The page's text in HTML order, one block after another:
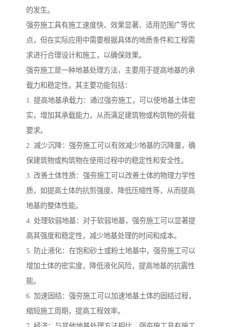
的发生。
强夯施工具有施工速度快、效果显著、适用范围广等优
点，但在实际应用中需要根据具体的地质条件和工程需
求进行合理设计和施工，以确保效果。
强夯施工是一种地基处理方法，主要用于提高地基的承
载力和稳定性。其主要功能包括：
1. 提高地基承载力：通过强夯施工，可以使地基土体密
实，增加其承载能力，从而满足建筑物或构筑物的荷载
要求。
2. 减少沉降：强夯施工可以有效减少地基的沉降量，确
保建筑物或构筑物在使用过程中的稳定性和安全性。
3. 改善土体性质：强夯施工可以改善土体的物理力学性
质，如提高土体的抗剪强度、降低压缩性等，从而提高
地基的整体性能。
4. 处理软弱地基：对于软弱地基，强夯施工可以显著提
高其强度和稳定性，减少地基处理的时间和成本。
5. 防止液化：在饱和砂土或粉土地基中，强夯施工可以
增加土体的密实度，降低液化风险，提高地基的抗震性
能。
6. 加速固结：强夯施工可以加速地基土体的固结过程，
缩短施工周期，提高工程效率。